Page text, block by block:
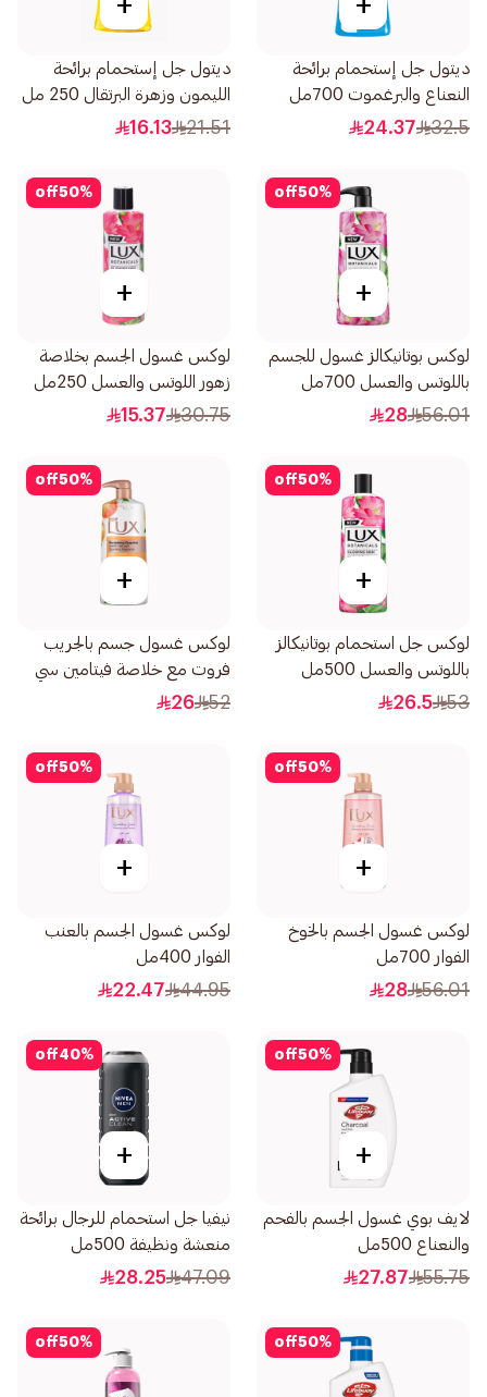
ديتول جل إستحمام برائحة
النعناع والبرغموت 700مل
32.5
24.37
ديتول جل إستحمام برائحة
الليمون وزهرة البرتقال 250 مل
21.51
16.13
50%
off
+
لوكس بوتانيكالز غسول للجسم
باللوتس والعسل 700مل
56.01
28
50%
off
+
لوكس غسول الجسم بخلاصة
زهور اللوتس والعسل 250مل
30.75
15.37
50%
off
+
لوكس جل استحمام بوتانيكالز
باللوتس والعسل 500مل
53
26.5
50%
off
+
لوكس غسول جسم بالجريب
فروت مع خلاصة فيتامين سي
نضارة مضاعفة 700مل
52
26
50%
off
+
لوكس غسول الجسم بالخوخ
الفوار 700مل
56.01
28
50%
off
+
لوكس غسول الجسم بالعنب
الفوار 400مل
44.95
22.47
50%
off
+
لايف بوي غسول الجسم بالفحم
والنعناع 500مل
55.75
27.87
40%
off
+
نيفيا جل استحمام للرجال برائحة
منعشة ونظيفة 500مل
47.09
28.25
50%
off
50%
off